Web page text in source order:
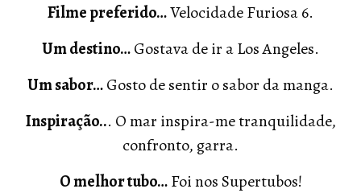
Filme preferido…Velocidade Furiosa 6.
Um destino…Gostava de ir a Los Angeles.
Um sabor…Gosto de sentir o sabor da manga.
Inspiração... O mar inspira-me tranquilidade,
confronto, garra.
O melhor tubo…Foi nos Supertubos!